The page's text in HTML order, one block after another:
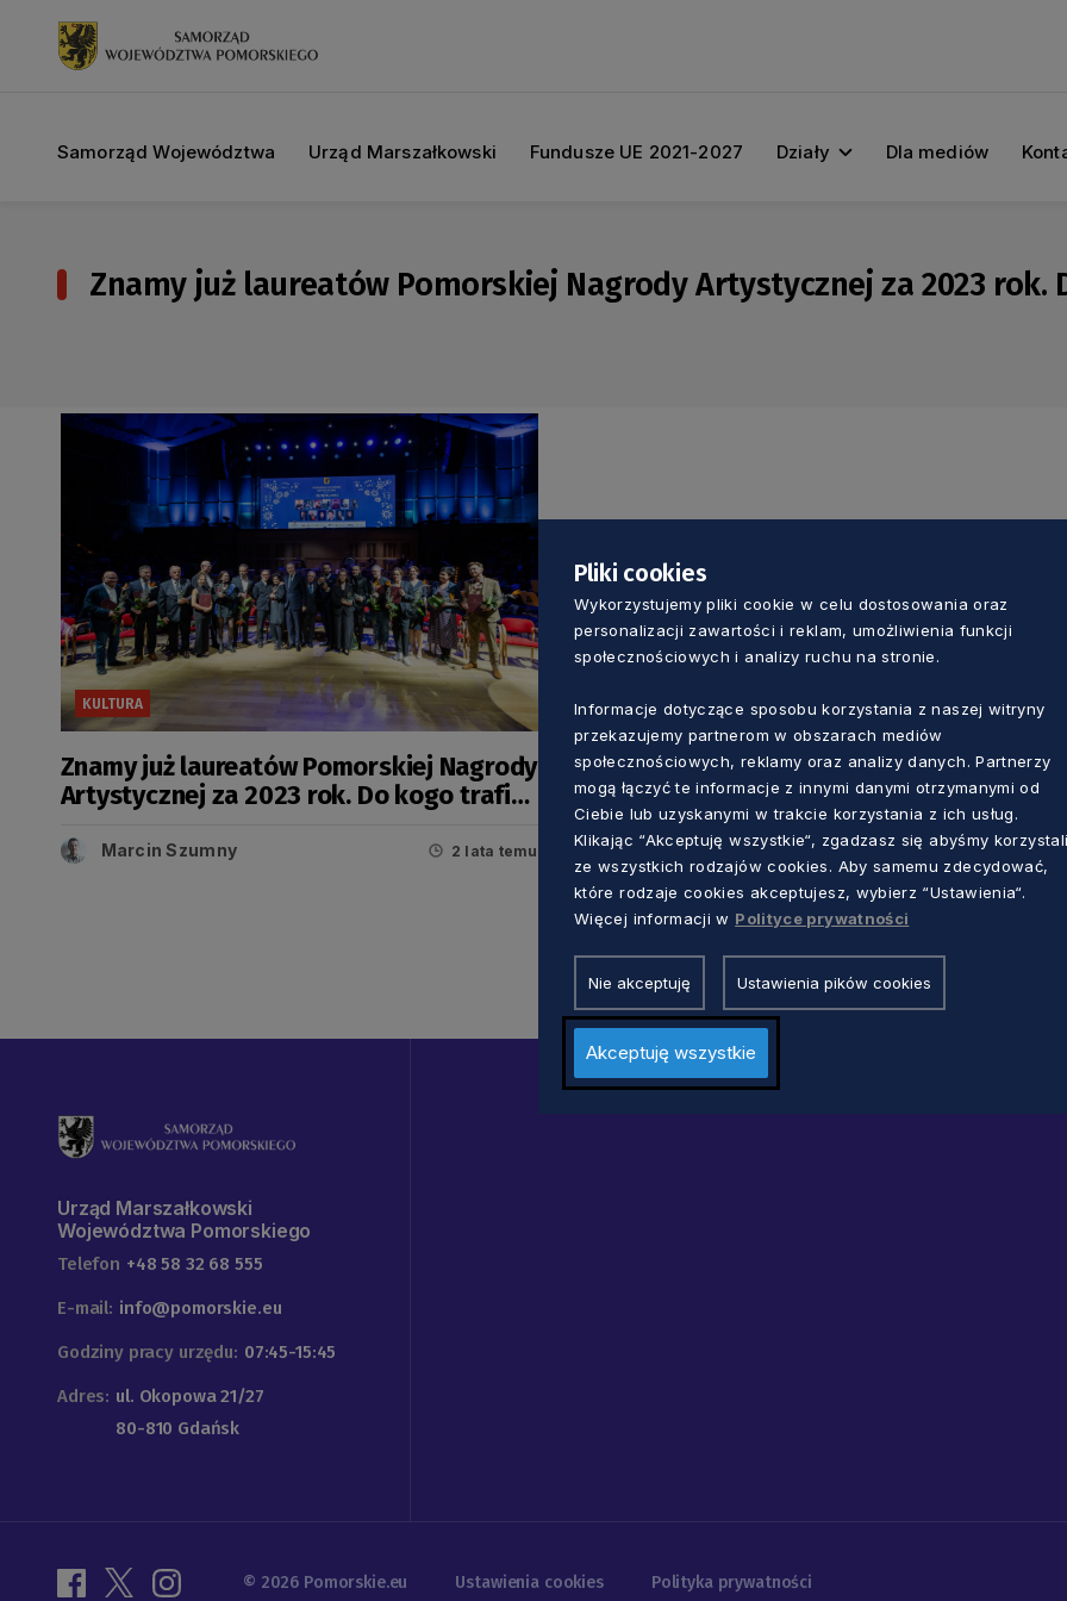
Samorząd Województwa Urząd Marszałkowski Fundusze UE 2021-2027 Działy Dla mediów
Znamy już laureatów Pomorskiej Nagrody Artystycznej za 2023
KULTURA
Znamy już laureatów Pomorskiej Nagrody
Artystycznej za 2023 rok. Do kogo trafiły
Marcin Szumny 2 lata temu
Urząd Marszałkowski
Województwa Pomorskiego
Telefon +48 58 32 68 555
E-mail: info@pomorskie.eu
Godziny pracy urzędu: 07:45-15:45
Adres: ul. Okopowa 21/27
80-810 Gdańsk
© 2026 Pomorskie.eu Ustawienia cookies Polityka prywatności
Pliki cookies
Wykorzystujemy pliki cookie w celu dostosowania oraz
personalizacji zawartości i reklam, umożliwienia funkcji
społecznościowych i analizy ruchu na stronie.
Informacje dotyczące sposobu korzystania z naszej witryny
przekazujemy partnerom w obszarach mediów
społecznościowych, reklamy oraz analizy danych. Partnerzy
mogą łączyć te informacje z innymi danymi otrzymanymi od
Ciebie lub uzyskanymi w trakcie korzystania z ich usług.
Klikając “Akceptuję wszystkie“, zgadzasz się abyśmy
ze wszystkich rodzajów cookies. Aby samemu zdecydować,
które rodzaje cookies akceptujesz, wybierz “Ustawienia“.
Więcej informacji w Polityce prywatności
Nie akceptuję Ustawienia pików cookies
Akceptuję wszystkie